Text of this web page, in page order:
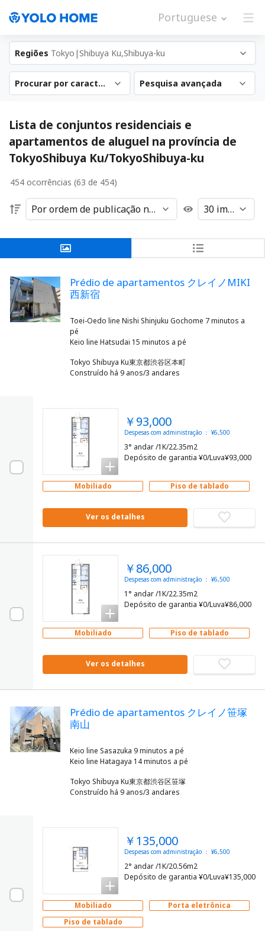
Portuguese
Regiões Tokyo|Shibuya Ku,Shibuya-ku
Procurar por característica Pesquisa avançada
Lista de conjuntos residenciais e
apartamentos de aluguel na província de
TokyoShibuya Ku/TokyoShibuya-ku
454 ocorrências (63 de 454)
Prédio de apartamentos クレイノMIKI
西新宿
Toei-Oedo line Nishi Shinjuku Gochome 7 minutos a
pé
Tokyo Shibuya Ku東京都渋谷区本町
Construído há 9 anos/3 andares
￥93,000
Despesas com administração ： ¥6,500
3° andar /1K/22.35m2
Depósito de garantia ¥0/Luva¥93,000
Mobiliado Piso de tablado
Ver os detalhes
￥86,000
Despesas com administração ： ¥6,500
1° andar /1K/22.35m2
Depósito de garantia ¥0/Luva¥86,000
Mobiliado Piso de tablado
Ver os detalhes
Prédio de apartamentos クレイノ笹塚
南山
Keio line Sasazuka 9 minutos a pé
Tokyo Shibuya Ku東京都渋谷区笹塚
Construído há 9 anos/3 andares
￥135,000
Despesas com administração ： ¥6,500
2° andar /1K/20.56m2
Depósito de garantia ¥0/Luva¥135,000
Mobiliado
Porta eletrônica
Piso de tablado